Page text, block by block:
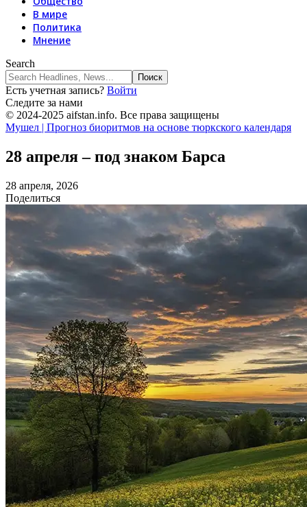
В мире
Политика
Мнение
Search
Есть учетная запись? Войти
Следите за нами
© 2024-2025 aifstan.info. Все права защищены
Мушел | Прогноз биоритмов на основе тюркского календаря
28 апреля – под знаком Барса
28 апреля, 2026
Поделиться